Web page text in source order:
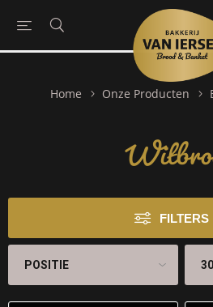
Home Onze Producten
FILTERS